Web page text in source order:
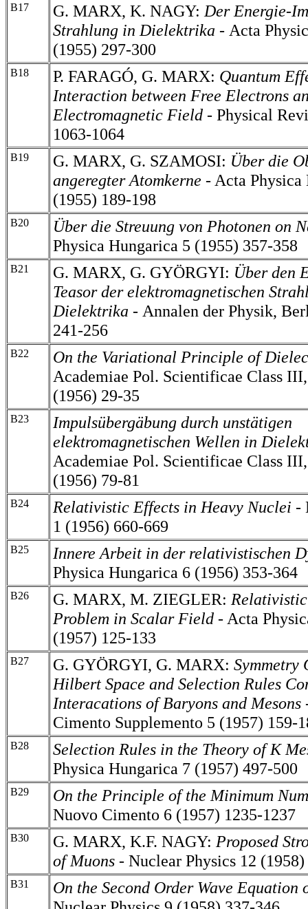
B17 G. MARX, K. NAGY: Der Energie-
Strahlung in Dielektrika - Acta
(1955) 297-300
B18 P. FARAGÓ, G. MARX: Quantum
Interaction between Free Electrons
Electromagnetic Field - Physical
1063-1064
B19 G. MARX, G. SZAMOSI: Über die
angeregter Atomkerne - Acta Physica
(1955) 189-198
B20
Über die Streuung von Photonen on
Physica Hungarica 5 (1955) 357-358
B21 G. MARX, G. GYÖRGYI: Über den
Teasor der elektromagnetischen
Dielektrika - Annalen der Physik,
241-256
B22
On the Variational Principle of
Academiae Pol. Scientificae Class
(1956) 29-35
B23
Impulsübergäbung durch unstätigen
elektromagnetischen Wellen in
Academiae Pol. Scientificae Class
(1956) 79-81
B24 Relativistic Effects in Heavy Nuclei -
1 (1956) 660-669
B25
Innere Arbeit in der relativistischen
Physica Hungarica 6 (1956) 353-364
B26 G. MARX, M. ZIEGLER:
Problem in Scalar Field - Acta
(1957) 125-133
B27 G. GYÖRGYI, G. MARX: Symmetry
Hilbert Space and Selection Rules
Interacations of Baryons and
Cimento Supplemento 5 (1957) 159-
B28
Selection Rules in the Theory of K
Physica Hungarica 7 (1957) 497-500
B29
On the Principle of the Minimum
Nuovo Cimento 6 (1957) 1235-1237
B30 G. MARX, K.F. NAGY: Proposed
of Muons - Nuclear Physics 12
B31
On the Second Order Wave Equation